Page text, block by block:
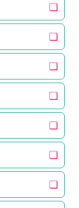
❏
❏
❏
❏
❏
❏
❏